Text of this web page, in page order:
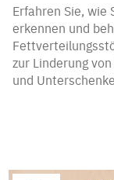
Erfahren Sie, wie
erkennen und
zur Linderung
und